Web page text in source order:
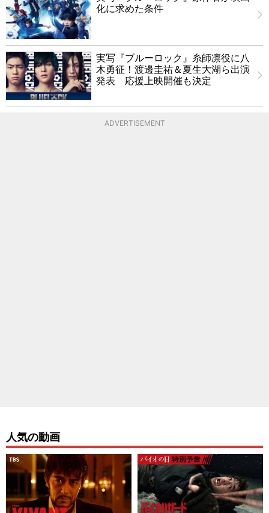
化に求めた条件
実写『ブルーロック』糸師凛役に八
木勇征！渡邊圭祐＆夏生大湖ら出演
発表 応援上映開催も決定
ADVERTISEMENT
人気の動画